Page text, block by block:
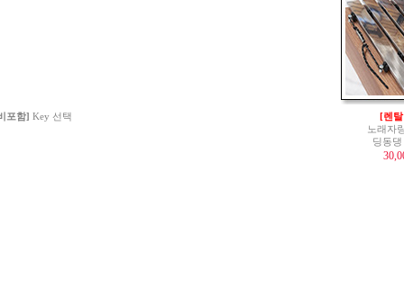
포함] Key 선택
[렌
노래자
딩동